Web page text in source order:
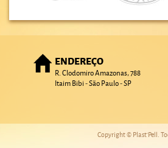
ENDEREÇO
R. Clodomiro Amazonas, 788
Itaim Bibi - São Paulo - SP
Copyright © Plast'Pell.